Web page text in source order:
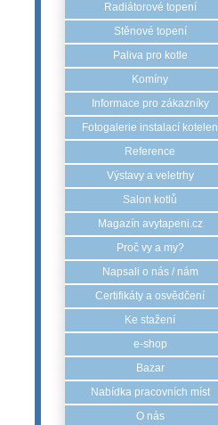
Radiátorové topení
Stěnové topení
Paliva pro kotle
Komíny
Informace pro zákazníky
Fotogalerie instalací kotelen
Reference
Výstavy a veletrhy
Salon kotlů
Magazín avytapeni.cz
Proč vy a my?
Napsali o nás / nám
Certifikáty a osvědčení
Ke stažení
e-shop
Bazar
Nabídka pracovních míst
O nás